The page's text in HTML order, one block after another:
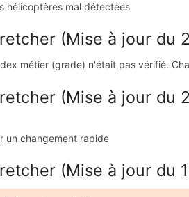
hélicoptères mal détectées
(Mise à jour du
métier (grade) n'était pas vérifié.
(Mise à jour du
un changement rapide
(Mise à jour du